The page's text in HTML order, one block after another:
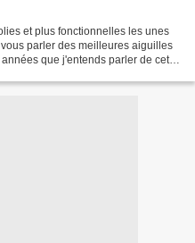
et plus fonctionnelles les unes
parler des meilleures aiguilles
que j'entends parler de cette